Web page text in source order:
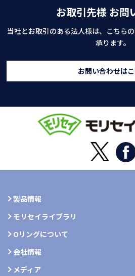
お取引先様 お問
当社とお取引のある法人様は、こちら
承ります。
お問い合わせは
製品情報
モリセイライブラリ
Oリングについて
会社情報
メディア